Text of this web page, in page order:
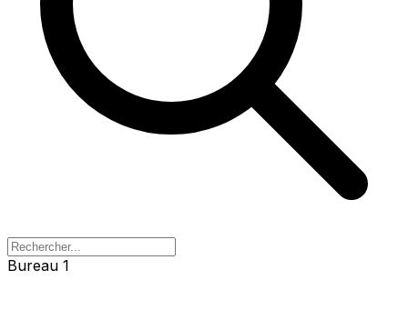
Bureau 1